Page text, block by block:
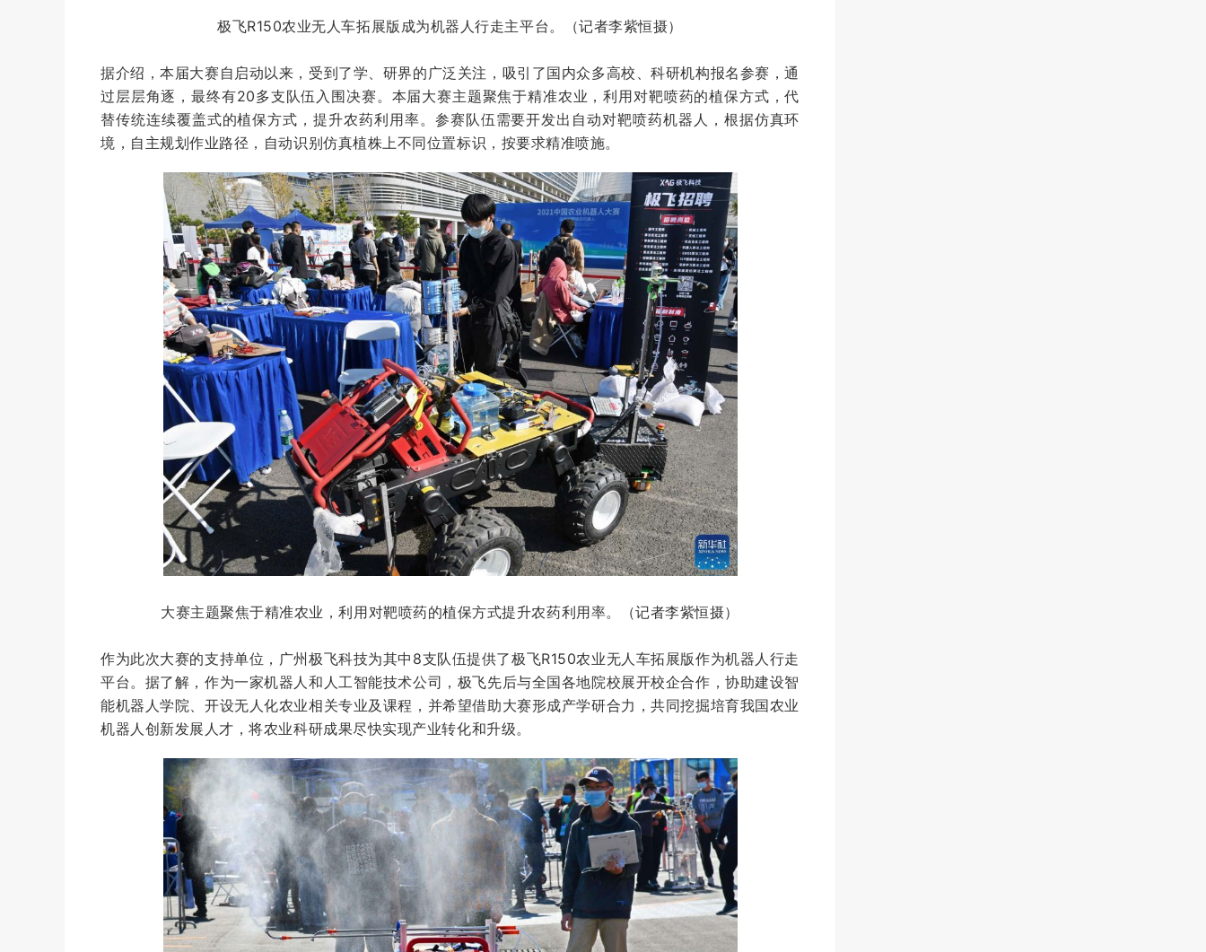
极飞R150农业无人车拓展版成为机器人行走主平台。（记者李紫恒摄）
据介绍，本届大赛自启动以来，受到了学、研界的广泛关注，吸引了国内众多高校、科研机构报名参赛，通
过层层角逐，最终有20多支队伍入围决赛。本届大赛主题聚焦于精准农业，利用对靶喷药的植保方式，代
替传统连续覆盖式的植保方式，提升农药利用率。参赛队伍需要开发出自动对靶喷药机器人，根据仿真环
境，自主规划作业路径，自动识别仿真植株上不同位置标识，按要求精准喷施。
大赛主题聚焦于精准农业，利用对靶喷药的植保方式提升农药利用率。（记者李紫恒摄）
作为此次大赛的支持单位，广州极飞科技为其中8支队伍提供了极飞R150农业无人车拓展版作为机器人行走
平台。据了解，作为一家机器人和人工智能技术公司，极飞先后与全国各地院校展开校企合作，协助建设智
能机器人学院、开设无人化农业相关专业及课程，并希望借助大赛形成产学研合力，共同挖掘培育我国农业
机器人创新发展人才，将农业科研成果尽快实现产业转化和升级。